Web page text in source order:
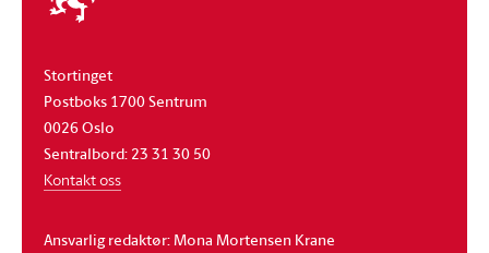
Stortinget
Postboks 1700 Sentrum
0026 Oslo
Sentralbord: 23 31 30 50
Kontakt oss
Ansvarlig redaktør: Mona Mortensen Krane